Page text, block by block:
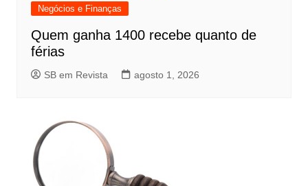
Negócios e Finanças
Quem ganha 1400 recebe quanto de
férias
SB em Revista agosto 1, 2026